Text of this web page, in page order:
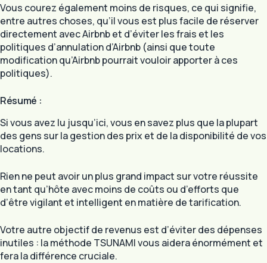
Vous courez également moins de risques, ce qui signifie,
entre autres choses, qu’il vous est plus facile de réserver
directement avec Airbnb et d’éviter les frais et les
politiques d’annulation d’Airbnb (ainsi que toute
modification qu’Airbnb pourrait vouloir apporter à ces
politiques).
Résumé :
Si vous avez lu jusqu’ici, vous en savez plus que la plupart
des gens sur la gestion des prix et de la disponibilité de vos
locations.
Rien ne peut avoir un plus grand impact sur votre réussite
en tant qu’hôte avec moins de coûts ou d’efforts que
d’être vigilant et intelligent en matière de tarification.
Votre autre objectif de revenus est d’éviter des dépenses
inutiles : la méthode TSUNAMI vous aidera énormément et
fera la différence cruciale.